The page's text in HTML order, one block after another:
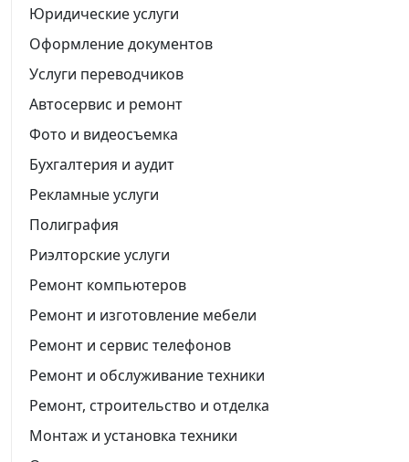
Юридические услуги
Оформление документов
Услуги переводчиков
Автосервис и ремонт
Фото и видеосъемка
Бухгалтерия и аудит
Рекламные услуги
Полиграфия
Риэлторские услуги
Ремонт компьютеров
Ремонт и изготовление мебели
Ремонт и сервис телефонов
Ремонт и обслуживание техники
Ремонт, строительство и отделка
Монтаж и установка техники